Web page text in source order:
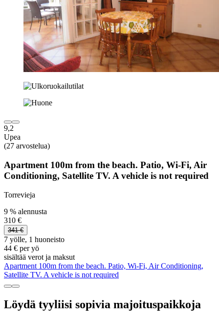
9,2
Upea
(27 arvostelua)
Apartment 100m from the beach. Patio, Wi-Fi, Air
Conditioning, Satellite TV. A vehicle is not required
Torrevieja
9 % alennusta
310 €
341 €
7 yölle, 1 huoneisto
44 € per yö
sisältää verot ja maksut
Apartment 100m from the beach. Patio, Wi-Fi, Air Conditioning,
Satellite TV. A vehicle is not required
Löydä tyyliisi sopivia majoituspaikkoja